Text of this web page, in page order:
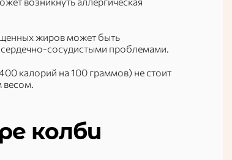
жиров может быть
сосудистыми проблемами.
калорий на 100 граммов) не стоит
весом.
колби